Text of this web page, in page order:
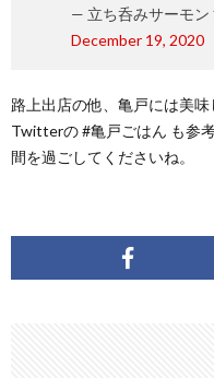
— 立ち呑みサーモン
December 19, 2020
路上出店の他、亀戸には美味
Twitterの #亀戸ごはん も参
間を過ごしてくださいね。